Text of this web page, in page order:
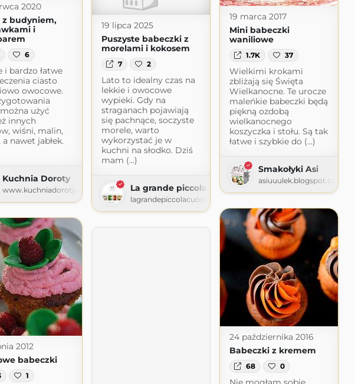
2020
z budyniem,
i
6
i bardzo łatwe
ciasto
owocowe.
użyć
innych
wiśni, malin,
nawet jabłek.
Kuchnia Doroty
www.kuchniadoroty.pl
19 marca 2017
Mini babeczki
waniliowe
1.7K 37
Wielkimi krokami
zbliżają się Święta
Wielkanocne. Te urocze
maleńkie babeczki będą
piękną ozdobą
wielkanocnego
koszyczka i stołu. Są tak
łatwe i szybkie do (...)
Smakołyki Asi
asiuuulek.blogspot.com
19 lipca 2025
Puszyste babeczki z
morelami i kokosem
7 2
Lato to idealny czas na
lekkie i owocowe
wypieki. Gdy na
straganach pojawiają
się pachnące, soczyste
morele, warto
wykorzystać je w
kuchni na słodko. Dziś
mam (...)
La grande piccola cuoca
lagrandepiccolacuoca.com
24 października 2016
Babeczki z kremem
68 0
2012
babeczki
1